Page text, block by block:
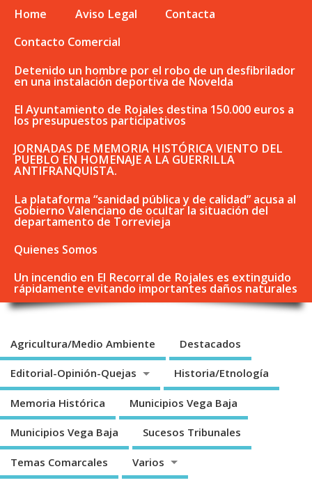
Home Aviso Legal
Contacta
Contacto Comercial
Detenido un hombre por el robo de un desfibrilador
en una instalación deportiva de Novelda
El Ayuntamiento de Rojales destina 150.000 euros a
los presupuestos participativos
JORNADAS DE MEMORIA HISTÓRICA VIENTO DEL
PUEBLO EN HOMENAJE A LA GUERRILLA
ANTIFRANQUISTA.
La plataforma “sanidad pública y de calidad” acusa al
Gobierno Valenciano de ocultar la situación del
departamento de Torrevieja
Quienes Somos
Un incendio en El Recorral de Rojales es extinguido
rápidamente evitando importantes daños naturales
Agricultura/Medio Ambiente Destacados
Editorial-Opinión-Quejas Historia/Etnología
Memoria Histórica Municipios Vega Baja
Municipios Vega Baja Sucesos Tribunales
Temas Comarcales Varios